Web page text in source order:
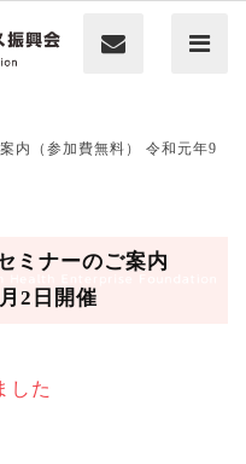
内（参加費無料） 令和元年9
ミナーのご案内
2日開催
した